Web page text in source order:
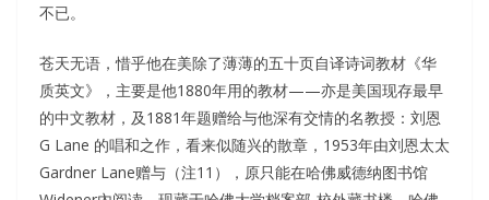
不已。
苍天无语，惜乎他在美除了薄薄的五十页自译诗词教材《华
质英文》，主要是他1880年用的教材——亦是美国现存最早
的中文教材，及1881年题赠给与他深有交情的名教授：刘恩
G Lane 的唱和之作，看来似随兴的散章，1953年由刘恩太太
Gardner Lane赠与（注11），原只能在哈佛威德纳图书馆